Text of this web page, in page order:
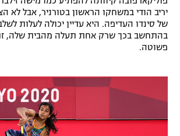
יריב הודי במשחקו הראשון בטורניר, אבל לא
של סינדו העדיפה. היא עדיין יכולה לעלות
בהתחשב בכך שרק אחת תעלה מהבית שלה,
פשוטה.